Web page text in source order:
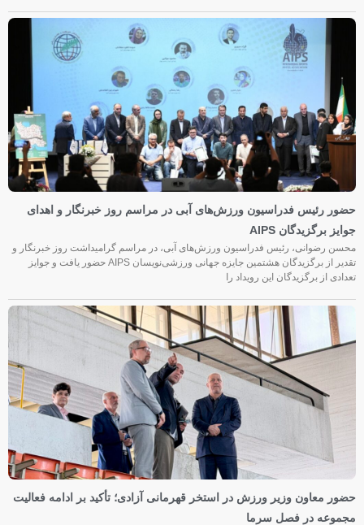
حضور رئیس فدراسیون ورزش‌های آبی در مراسم روز خبرنگار و اهدای
جوایز برگزیدگان AIPS
محسن رضوانی، رئیس فدراسیون ورزش‌های آبی، در مراسم گرامیداشت روز خبرنگار و
تقدیر از برگزیدگان هشتمین جایزه جهانی ورزشی‌نویسان AIPS حضور یافت و جوایز
تعدادی از برگزیدگان این رویداد را
حضور معاون وزیر ورزش در استخر قهرمانی آزادی؛ تأکید بر ادامه فعالیت
مجموعه در فصل سرما